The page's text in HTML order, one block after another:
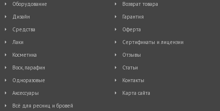
Оборудование
Дизайн
Средства
Лаки
Косметика
Воск, парафин
Одноразовые
Аксессуары
Всё для ресниц и бровей
Возврат товара
Гарантия
Оферта
Сертификаты и лицензии
Отзывы
Статьи
Контакты
Карта сайта